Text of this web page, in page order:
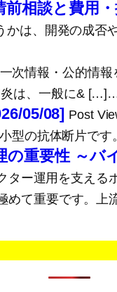
相談と費用
は、開発の成
次情報・公的情
炎は、一般に&
05/08] Post
型の抗体断片で
重要性 ～
ター運用を支え
めて重要です。